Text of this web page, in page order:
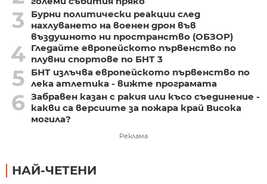
3
Бурни политически реакции след
нахлуването на военен дрон във
въздушното ни пространство (ОБЗОР)
4 Гледайте европейското първенство по
плувни спортове по БНТ 3
5
БНТ излъчва европейското първенство по
лека атлетика - вижте програмата
6 Забравен казан с ракия или късо съединение -
какви са версиите за пожара край Висока
могила?
Реклама
НАЙ-ЧЕТЕНИ